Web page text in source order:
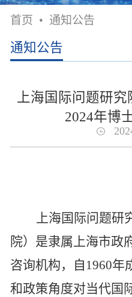
首页 • 通知公告
通知公告
上海国际问题研
2024年博
上海国际问题研
院） 是隶属上海市政
咨询机构，自 1960年
和政策角度对当代国